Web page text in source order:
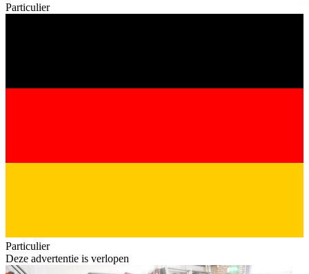
Particulier
Particulier
Deze advertentie is verlopen